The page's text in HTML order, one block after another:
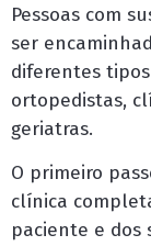
Pessoas com
ser
diferentes
ortopedistas,
geriatras.
O primeiro
clínica
paciente e dos